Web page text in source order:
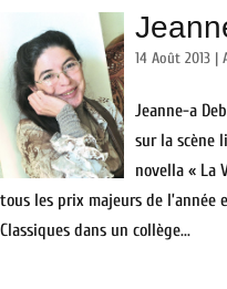
14 Août 2013 |
Jeanne-a
sur la scène
novella « La
tous les prix majeurs de l’année
Classiques dans un collège...